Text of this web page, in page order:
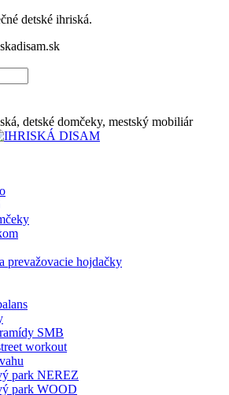
detské ihriská.
detské domčeky, mestský mobiliár
prevažovacie hojdačky
SMB
workout
park NEREZ
park WOOD